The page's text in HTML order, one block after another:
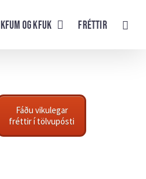
og KFUK Fréttir
Fáðu vikulegar
fréttir í tölvupósti